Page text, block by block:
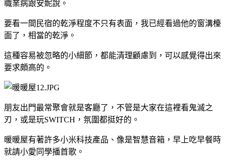
職業病跟安妮說。
要看一間民宿的乾淨程度不只有表面，我已經看過他的窗溝檯
面了，相當的乾淨。
這種容易被忽略的小細節，都能清理顧慮到，可以感覺得出來
要求頗高的。
朋友出門最常聚會就是客廳了，不管是大家在這裡看鬼滅之
刃，或是玩SWITCH，氛圍都挺好的。
暖暖屋有著許多小米科技產品、像是智慧音箱，早上吃早餐時
就請小愛同學播首歌。